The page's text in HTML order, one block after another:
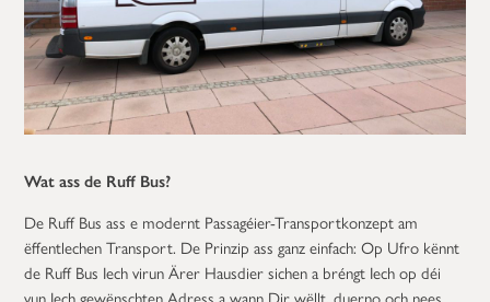
Wat ass de Ruff Bus?
De Ruff Bus ass e modernt Passagéier-Transportkonzept am
ëffentlechen Transport. De Prinzip ass ganz einfach: Op Ufro kënnt
de Ruff Bus Iech virun Ärer Hausdier sichen a bréngt Iech op déi